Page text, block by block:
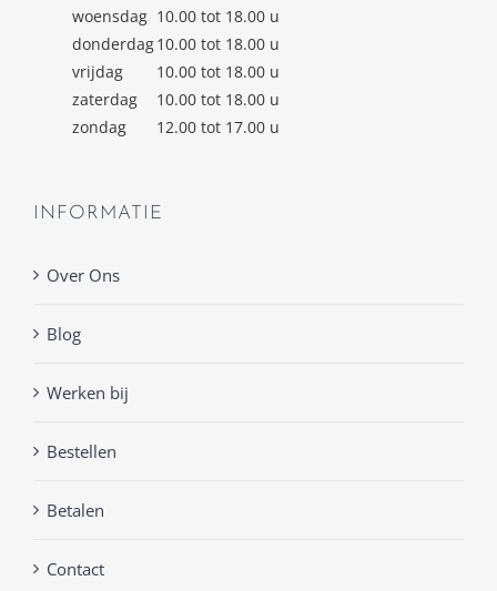
woensdag 10.00 tot 18.00 u
donderdag10.00 tot 18.00 u
vrijdag
10.00 tot 18.00 u
zaterdag
10.00 tot 18.00 u
zondag
12.00 tot 17.00 u
INFORMATIE
Over Ons
Blog
Werken bij
Bestellen
Betalen
Contact